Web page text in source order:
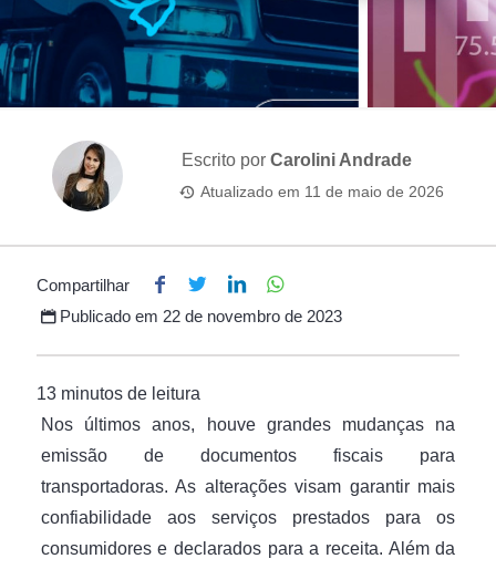
Escrito por Carolini Andrade
Atualizado em 11 de maio de 2026
Compartilhar
Publicado em 22 de novembro de 2023
Nos últimos anos, houve grandes mudanças na
emissão de documentos fiscais para
transportadoras. As alterações visam garantir mais
confiabilidade aos serviços prestados para os
consumidores e declarados para a receita. Além da